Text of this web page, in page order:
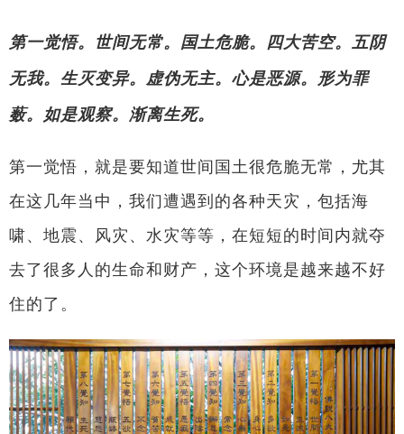
第一觉悟。世间无常。国土危脆。四大苦空。五阴
无我。生灭变异。虚伪无主。心是恶源。形为罪
薮。如是观察。渐离生死。
第一觉悟，就是要知道世间国土很危脆无常，尤其
在这几年当中，我们遭遇到的各种天灾，包括海
啸、地震、风灾、水灾等等，在短短的时间内就夺
去了很多人的生命和财产，这个环境是越来越不好
住的了。